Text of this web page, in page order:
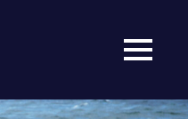
MENÜ